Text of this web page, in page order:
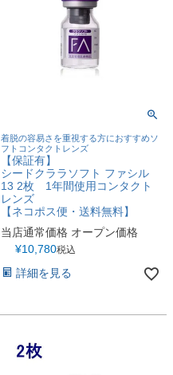
着脱の容易さを重視する方におすすめソ
フトコンタクトレンズ
【保証有】
シードクララソフト ファシル
13 2枚 1年間使用コンタクト
レンズ
【ネコポス便・送料無料】
当店通常価格 オープン価格
¥10,780税込
詳細を見る